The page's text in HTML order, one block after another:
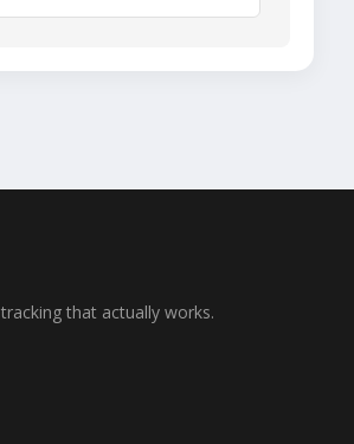
that actually works.